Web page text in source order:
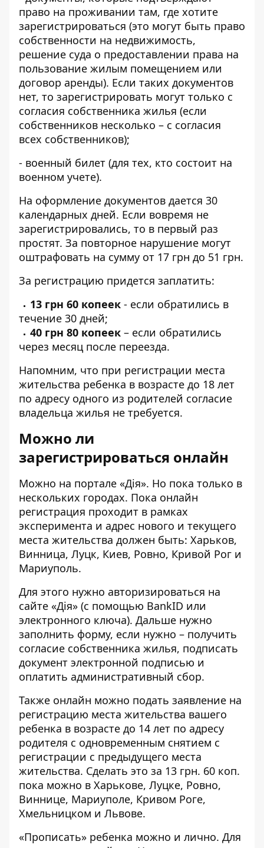
право на проживании там, где хотите
зарегистрироваться (это могут быть право
собственности на недвижимость,
решение суда о предоставлении права на
пользование жилым помещением или
договор аренды). Если таких документов
нет, то зарегистрировать могут только с
согласия собственника жилья (если
собственников несколько – с согласия
всех собственников);
- военный билет (для тех, кто состоит на
военном учете).
На оформление документов дается 30
календарных дней. Если вовремя не
зарегистрировались, то в первый раз
простят. За повторное нарушение могут
оштрафовать на сумму от 17 грн до 51 грн.
За регистрацию придется заплатить:
13 грн 60 копеек - если обратились в
течение 30 дней;
40 грн 80 копеек – если обратились
через месяц после переезда.
Напомним, что при регистрации места
жительства ребенка в возрасте до 18 лет
по адресу одного из родителей согласие
владельца жилья не требуется.
Можно ли
зарегистрироваться онлайн
Можно на портале «Дія». Но пока только в
нескольких городах. Пока онлайн
регистрация проходит в рамках
эксперимента и адрес нового и текущего
места жительства должен быть: Харьков,
Винница, Луцк, Киев, Ровно, Кривой Рог и
Мариуполь.
Для этого нужно авторизироваться на
сайте «Дія» (с помощью BankID или
электронного ключа). Дальше нужно
заполнить форму, если нужно – получить
согласие собственника жилья, подписать
документ электронной подписью и
оплатить административный сбор.
Также онлайн можно подать заявление на
регистрацию места жительства вашего
ребенка в возрасте до 14 лет по адресу
родителя с одновременным снятием с
регистрации с предыдущего места
жительства. Сделать это за 13 грн. 60 коп.
пока можно в Харькове, Луцке, Ровно,
Виннице, Мариуполе, Кривом Роге,
Хмельницком и Львове.
«Прописать» ребенка можно и лично. Для